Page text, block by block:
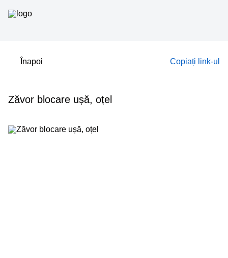
Înapoi Copiați link-ul
Zăvor blocare ușă, oțel